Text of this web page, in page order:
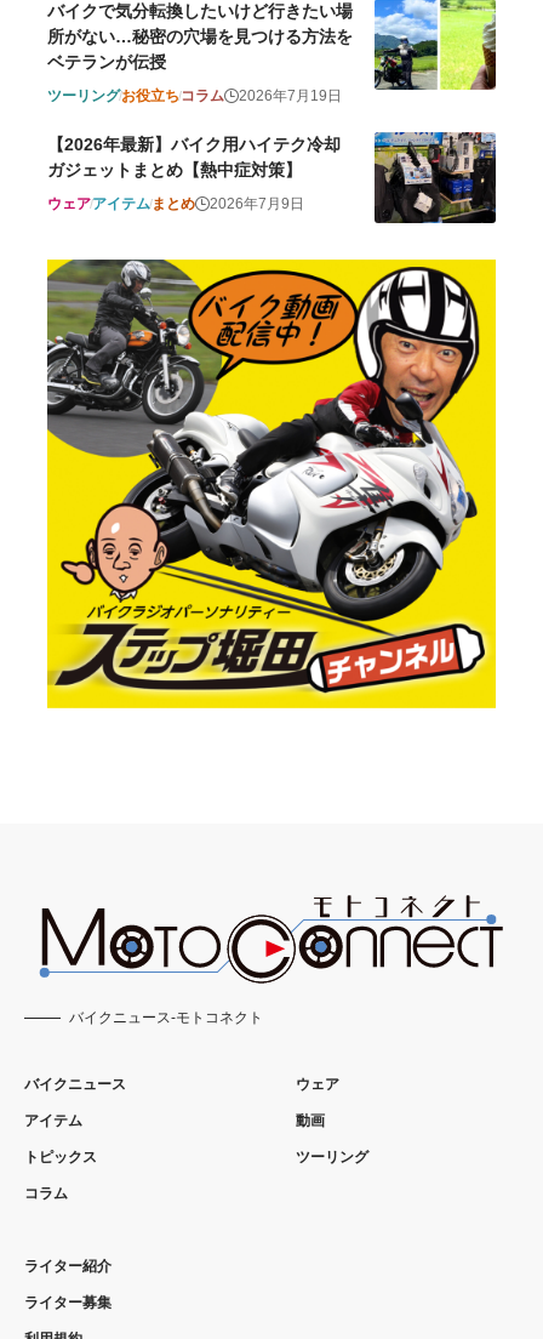
バイクで気分転換したいけど行きたい場
所がない…秘密の穴場を見つける方法を
ベテランが伝授
ツーリングお役立ちコラム 2026年7月19日
【2026年最新】バイク用ハイテク冷却
ガジェットまとめ【熱中症対策】
ウェアアイテムまとめ 2026年7月9日
バイクニュース-モトコネクト
バイクニュース
アイテム
トピックス
コラム
ウェア
動画
ツーリング
ライター紹介
ライター募集